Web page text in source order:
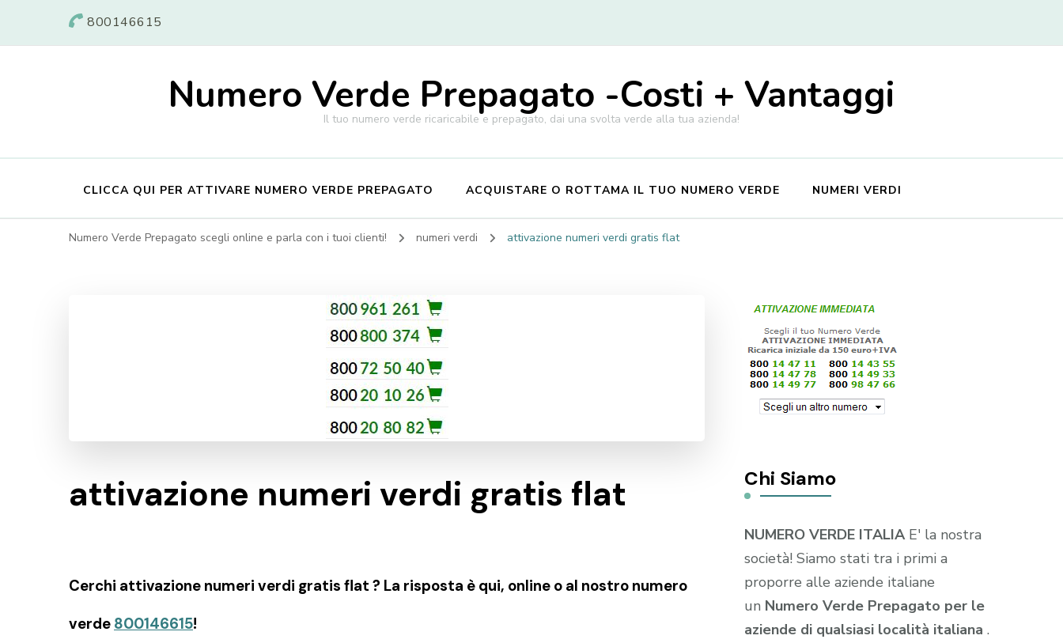
800146615
Numero Verde Prepagato -Costi + Vantaggi
Il tuo numero verde ricaricabile e prepagato, dai una svolta verde alla tua azienda!
CLICCA QUI PER ATTIVARE NUMERO VERDE PREPAGATO ACQUISTARE O ROTTAMA IL TUO NUMERO VERDE NUMERI VERDI
Numero Verde Prepagato scegli online e parla con i tuoi clienti! numeri verdi attivazione numeri verdi gratis flat
attivazione numeri verdi gratis flat
Cerchi attivazione numeri verdi gratis flat ? La risposta è qui, online o al nostro numero
verde 800146615!
Chi Siamo
NUMERO VERDE ITALIAE' la nostra
società! Siamo stati tra i primi a
proporre alle aziende italiane
un Numero Verde Prepagato per le
aziende di qualsiasi località italiana.